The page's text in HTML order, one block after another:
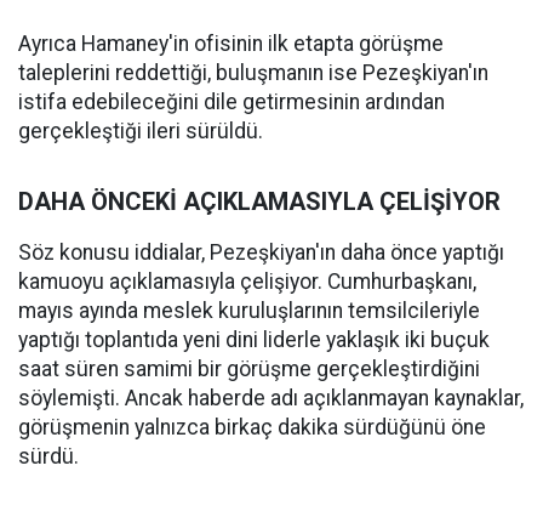
Ayrıca Hamaney'in ofisinin ilk etapta görüşme
taleplerini reddettiği, buluşmanın ise Pezeşkiyan'ın
istifa edebileceğini dile getirmesinin ardından
gerçekleştiği ileri sürüldü.
DAHA ÖNCEKİ AÇIKLAMASIYLA ÇELİŞİYOR
Söz konusu iddialar, Pezeşkiyan'ın daha önce yaptığı
kamuoyu açıklamasıyla çelişiyor. Cumhurbaşkanı,
mayıs ayında meslek kuruluşlarının temsilcileriyle
yaptığı toplantıda yeni dini liderle yaklaşık iki buçuk
saat süren samimi bir görüşme gerçekleştirdiğini
söylemişti. Ancak haberde adı açıklanmayan kaynaklar,
görüşmenin yalnızca birkaç dakika sürdüğünü öne
sürdü.